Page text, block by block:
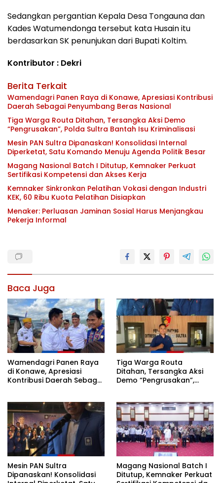
Sedangkan pergantian Kepala Desa Tongauna dan
Kades Watumendonga tersebut kata Husain itu
berdasarkan SK penunjukan dari Bupati Koltim.
Kontributor : Dekri
Berita Terkait
Wamendagri Panen Raya di Konawe, Apresiasi Kontribusi
Daerah Sebagai Penyumbang Beras Nasional
Tiga Warga Routa Ditahan, Tersangka Aksi Demo
“Pengrusakan”, Polda Sultra Bantah Isu Kriminalisasi
Mesin PAN Sultra Dipanaskan! Konsolidasi Internal
Diperketat, Satu Komando Menuju Agenda Politik Besar
Magang Nasional Batch I Ditutup, Kemnaker Perkuat
Sertifikasi Kompetensi dan Akses Kerja
Kemnaker Sinkronkan Pelatihan Vokasi dengan Industri
KEK, 60 Ribu Kuota Pelatihan Disiapkan
Menaker: Perluasan Jaminan Sosial Harus Menjangkau
Pekerja Informal
Baca Juga
Wamendagri Panen Raya
di Konawe, Apresiasi
Kontribusi Daerah Sebagai
Tiga Warga Routa
Ditahan, Tersangka Aksi
Demo “Pengrusakan”,
Mesin PAN Sultra
Dipanaskan! Konsolidasi
Magang Nasional Batch I
Ditutup, Kemnaker Perkuat